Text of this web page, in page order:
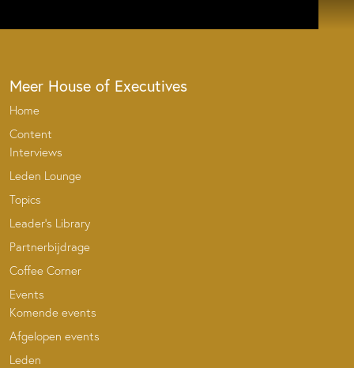
Meer House of Executives
Home
Content
Interviews
Leden Lounge
Topics
Leader’s Library
Partnerbijdrage
Coffee Corner
Events
Komende events
Afgelopen events
Leden